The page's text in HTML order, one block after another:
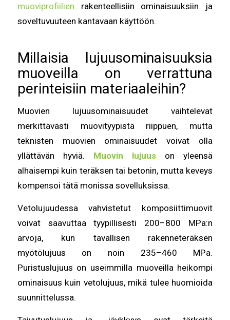
muoviprofiilien rakenteellisiin ominaisuuksiin ja
soveltuvuuteen kantavaan käyttöön.
Millaisia lujuusominaisuuksia
muoveilla on verrattuna
perinteisiin materiaaleihin?
Muovien lujuusominaisuudet vaihtelevat
merkittävästi muovityypistä riippuen, mutta
teknisten muovien ominaisuudet voivat olla
yllättävän hyviä. Muovin lujuus on yleensä
alhaisempi kuin teräksen tai betonin, mutta keveys
kompensoi tätä monissa sovelluksissa.
Vetolujuudessa vahvistetut komposiittimuovit
voivat saavuttaa tyypillisesti 200–800 MPa:n
arvoja, kun tavallisen rakenneteräksen
myötölujuus on noin 235–460 MPa.
Puristuslujuus on useimmilla muoveilla heikompi
ominaisuus kuin vetolujuus, mikä tulee huomioida
suunnittelussa.